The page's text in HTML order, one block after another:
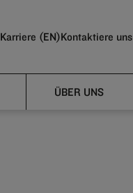
Karriere (EN)Kontaktiere uns
ÜBER UNS